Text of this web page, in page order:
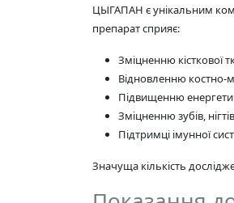
ЦЫГАПАН є унікальним
препарат сприяє:
Зміцненню кісткової
Відновленню костно-
Підвищенню
Зміцненню зубів,
Підтримці імунної
Значуща кількість